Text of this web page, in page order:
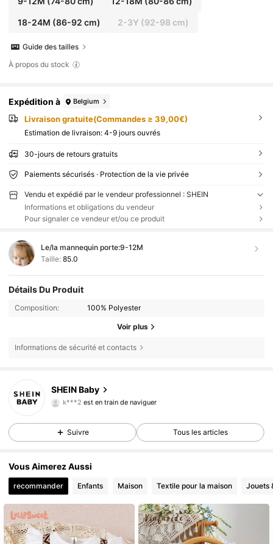
18-24M (86-92 cm) 2-3Y (92-98 cm)
Guide des tailles
À propos du stock
Expédition à Belgium
Livraison gratuite(Commandes ≥ 39,00€)
Estimation de livraison: 4-9 jours ouvrés
30-jours de retours gratuits
Paiements sécurisés · Protection de la vie privée
Vendu et expédié par le vendeur professionnel : SHEIN
Informations et obligations du vendeur
Pour signaler ce vendeur et/ou ce produit
Le/la mannequin porte:9-12M
Taille: 85.0
Détails Du Produit
Composition: 100% Polyester
Voir plus
Informations de sécurité et contacts
SHEIN Baby
4,92
742K Suiveurs
k***2 est en train de naviguer
4,92 742K Suiveurs
4,92 742K Suiveurs
4,92
4,92 742K Suiveurs
4,92 742K Suiveurs
Suivre Tous les articles
Vous Aimerez Aussi
recommander Enfants Maison Textile pour la maison Jouets